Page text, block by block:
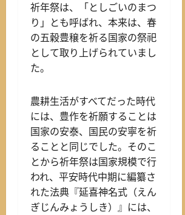
祈年祭は、「としごいのまつ
り」とも呼ばれ、本来は、春
の五穀豊穣を祈る国家の祭祀
として取り上げられていまし
た。
農耕生活がすべてだった時代
には、豊作を祈願することは
国家の安泰、国民の安寧を祈
ることと同じでした。そのこ
とから祈年祭は国家規模で行
われ、平安時代中期に編纂さ
れた法典『延喜神名式（えん
ぎじんみょうしき）』には、